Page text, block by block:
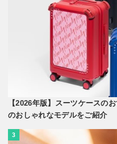
【2026年版】スーツケースの
のおしゃれなモデルをご紹介
3